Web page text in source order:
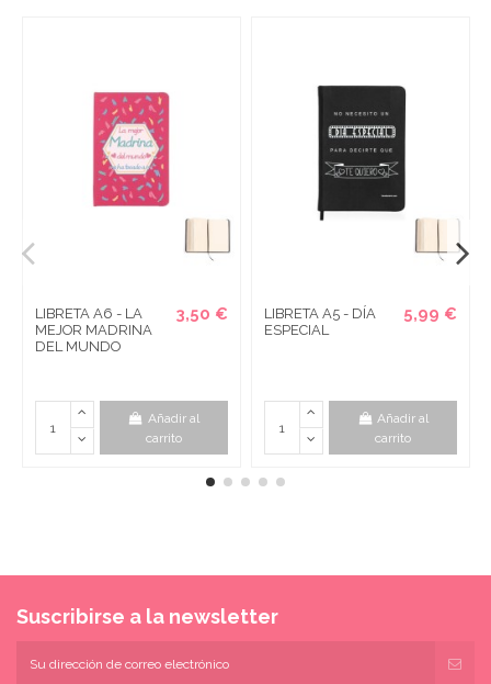
LIBRETA A6 - LA
MEJOR MADRINA
DEL MUNDO
3,50 €
Añadir al
carrito
LIBRETA A5 - DÍA
ESPECIAL
5,99 €
Añadir al
carrito
Suscribirse a la newsletter